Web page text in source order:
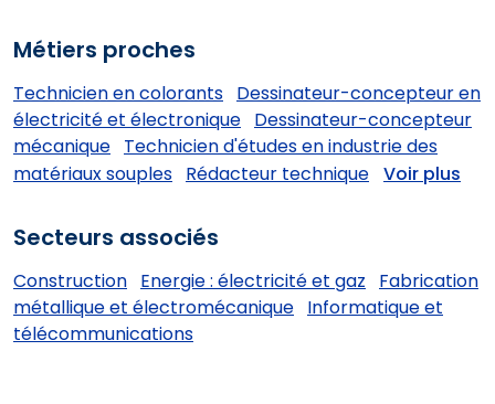
Métiers proches
Technicien en colorants Dessinateur-concepteur en
électricité et électronique Dessinateur-concepteur
mécanique Technicien d'études en industrie des
matériaux souples Rédacteur technique Voir plus
Secteurs associés
Construction Energie : électricité et gaz
Fabrication
métallique et électromécanique Informatique et
télécommunications